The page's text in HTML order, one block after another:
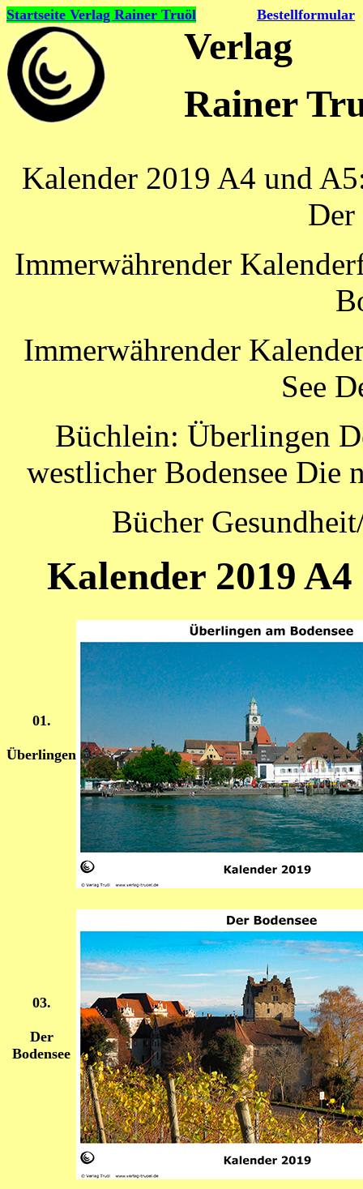
Startseite Verlag Rainer Truöl Bestellformular
Verlag
Rainer
Kalender 2019 A4 und
Der
Immerwährender
Immerwährender
See
Büchlein: Überlingen
westlicher Bodensee Die
Bücher
Kalender 2019
01.
Überlingen
03.
Der
Bodensee